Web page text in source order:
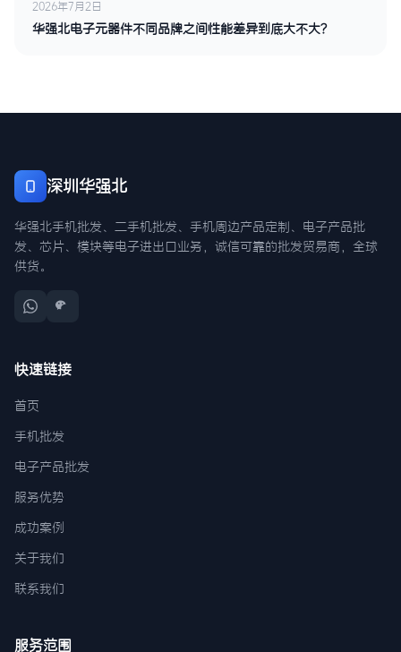
2026年7月2日
华强北电子元器件不同品牌之间性能差异到底大不大？
深圳华强北
华强北手机批发、二手机批发、手机周边产品定制、电子产品批
发、芯片、模块等电子进出口业务，诚信可靠的批发贸易商，全球
供货。
快速链接
首页
手机批发
电子产品批发
服务优势
成功案例
关于我们
联系我们
服务范围